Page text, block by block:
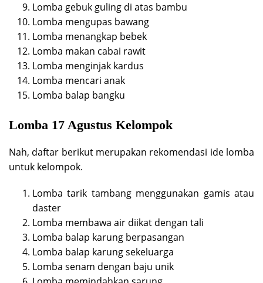
Lomba gebuk guling di atas bambu
Lomba mengupas bawang
Lomba menangkap bebek
Lomba makan cabai rawit
Lomba menginjak kardus
Lomba mencari anak
Lomba balap bangku
Lomba 17 Agustus Kelompok
Nah, daftar berikut merupakan rekomendasi ide lomba
untuk kelompok.
Lomba tarik tambang menggunakan gamis atau
daster
Lomba membawa air diikat dengan tali
Lomba balap karung berpasangan
Lomba balap karung sekeluarga
Lomba senam dengan baju unik